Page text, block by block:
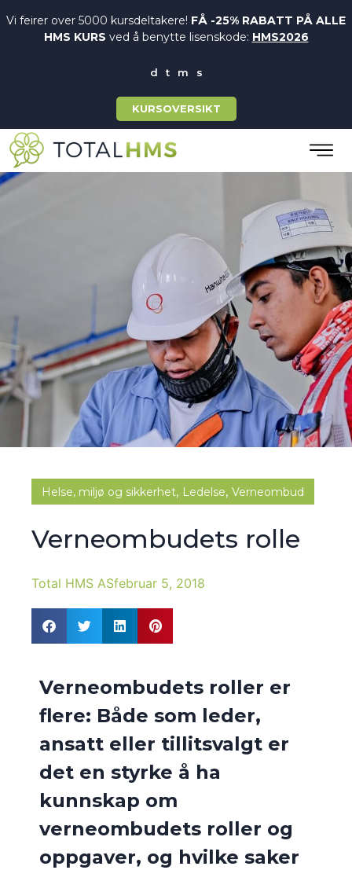
Vi feirer over 5000 kursdeltakere! FÅ -25% RABATT PÅ ALLE
HMS KURS ved å benytte lisenskode: HMS2026
KURSOVERSIKT
Helse, miljø og sikkerhet, Ledelse, Verneombud
Verneombudets rolle
Total HMS ASfebruar 5, 2018
Verneombudets roller er
flere: Både som leder,
ansatt eller tillitsvalgt er
det en styrke å ha
kunnskap om
verneombudets roller og
oppgaver, og hvilke saker